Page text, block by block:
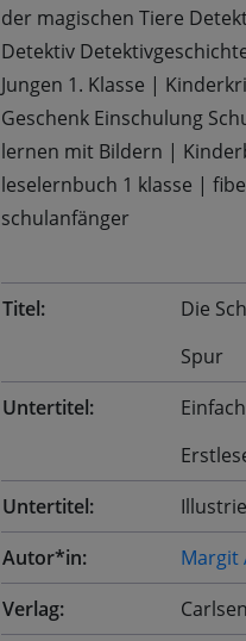
der magischen Tiere
Detektiv
Jungen 1. Klasse |
Geschenk Einschulung
lernen mit Bildern |
leselernbuch 1 klasse |
schulanfänger
Titel:
Die
Spur
Untertitel:
Untertitel:
Autor*in:
Margit
Verlag:
Carlsen